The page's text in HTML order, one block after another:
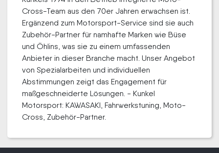
Cross-Team aus den 70er Jahren erwachsen ist.
Ergänzend zum Motorsport-Service sind sie auch
Zubehör-Partner für namhafte Marken wie Büse
und Öhlins, was sie zu einem umfassenden
Anbieter in dieser Branche macht. Unser Angebot
von Spezialarbeiten und individuellen
Abstimmungen zeigt das Engagement für
maßgeschneiderte Lösungen. - Kunkel
Motorsport: KAWASAKI, Fahrwerkstuning, Moto-
Cross, Zubehör-Partner.